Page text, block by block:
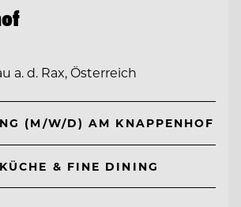
a. d. Rax, Österreich
(M/W/D) AM KNAPPENHOF
& FINE DINING